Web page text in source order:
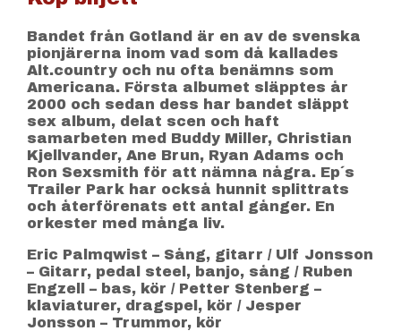
Bandet från Gotland är en av de svenska
pionjärerna inom vad som då kallades
Alt.country och nu ofta benämns som
Americana. Första albumet släpptes år
2000 och sedan dess har bandet släppt
sex album, delat scen och haft
samarbeten med Buddy Miller, Christian
Kjellvander, Ane Brun, Ryan Adams och
Ron Sexsmith för att nämna några. Ep´s
Trailer Park har också hunnit splittrats
och återförenats ett antal gånger. En
orkester med många liv.
Eric Palmqwist – Sång, gitarr / Ulf Jonsson
– Gitarr, pedal steel, banjo, sång / Ruben
Engzell – bas, kör / Petter Stenberg –
klaviaturer, dragspel, kör / Jesper
Jonsson – Trummor, kör